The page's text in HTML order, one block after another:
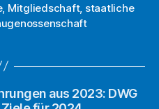
, Mitgliedschaft, staatliche
aus 2023: DWG